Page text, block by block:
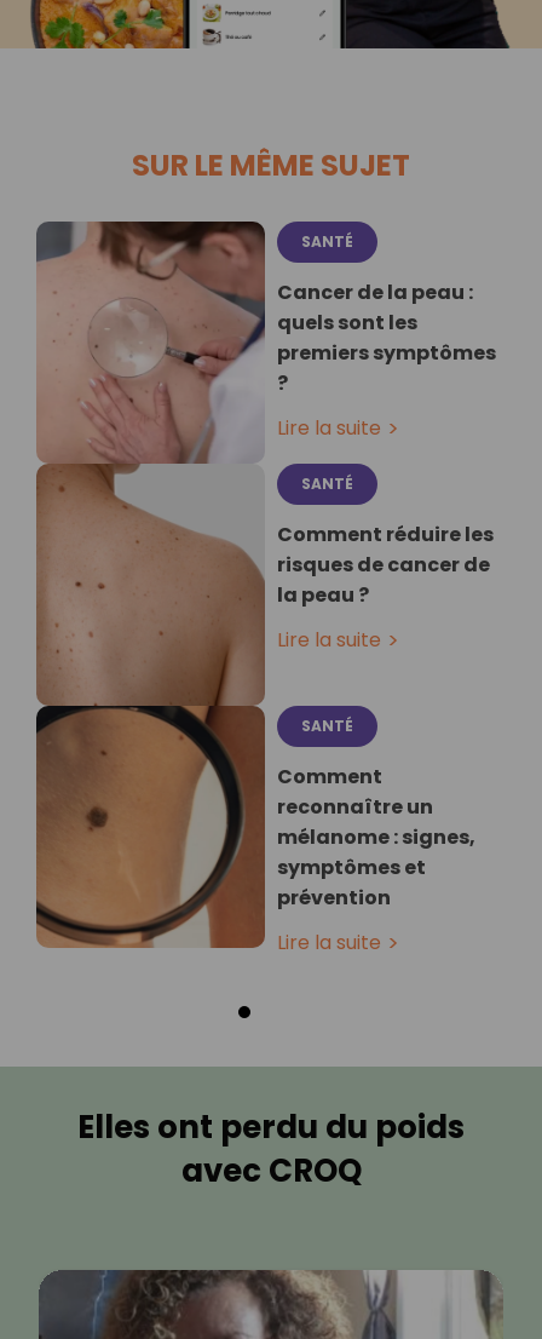
SUR LE MÊME SUJET
SANTÉ
Cancer de la peau :
quels sont les
premiers symptômes
?
Lire la suite
SANTÉ
Comment réduire les
risques de cancer de
la peau ?
Lire la suite
SANTÉ
Comment
reconnaître un
mélanome : signes,
symptômes et
prévention
Lire la suite
Elles ont perdu du poids
avec CROQ